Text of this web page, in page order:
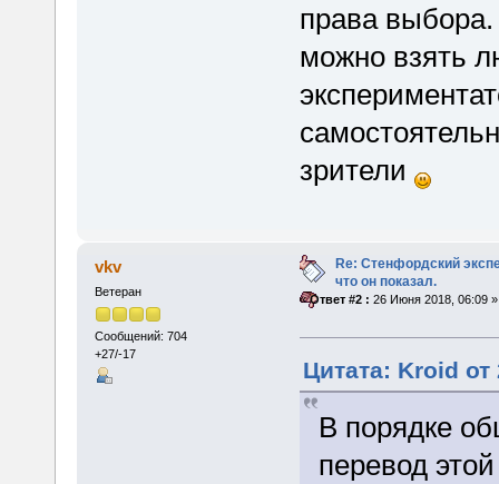
права
можно взять
зрители
vkv
Ветеран
Сообщений: 704
+27/-17
Re: Стенфордский
что он показал.
«Ответ #2 : 26 Июня 2018, 06:09 »
Цитата: Kroid
В порядке
перевод